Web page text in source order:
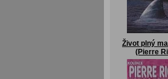
Život plný
(Pierre